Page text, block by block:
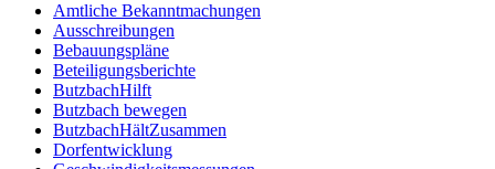
Amtliche Bekanntmachungen
Ausschreibungen
Bebauungspläne
Beteiligungsberichte
ButzbachHilft
Butzbach bewegen
ButzbachHältZusammen
Dorfentwicklung